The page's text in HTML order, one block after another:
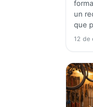
un
que
12 de